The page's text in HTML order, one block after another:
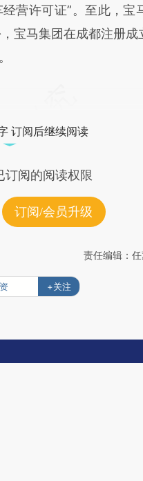
营许可证”。至此，宝
宝马集团在成都注册成
订阅后继续阅读
阅的阅读权限
订阅/会员升级
责任编辑：
+关注